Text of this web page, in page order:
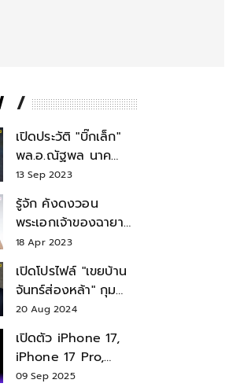
เปิดประวัติ "บิ๊กเล็ก"
พล.อ.ณัฐพล นาค
พาณิชย์ จากเลขาฯ
สมช.-เลขาฯ
รมว.กลาโหม
13 Sep 2023
รู้จัก คังดงวอน
พระเอกเจ้าของฉายา
สมบัติแห่งชาติ หลังมี
18 Apr 2023
เปิดโปรไฟล์ "เขยบ้าน
จันทร์ส่องหล้า" กุม
บังเหียนธุรกิจตระกูล
"ชินวัตร"
20 Aug 2024
เปิดตัว iPhone 17,
iPhone 17 Pro,
iPhone 17 Air สเปค
09 Sep 2025